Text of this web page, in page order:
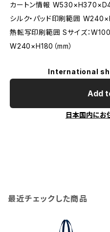
カートン情報
シルク・パッド印刷範囲
熱転写印刷範囲 Sサイズ：
W240×H180（mm）
International
Add
日本国内にお
最近チェックした商品